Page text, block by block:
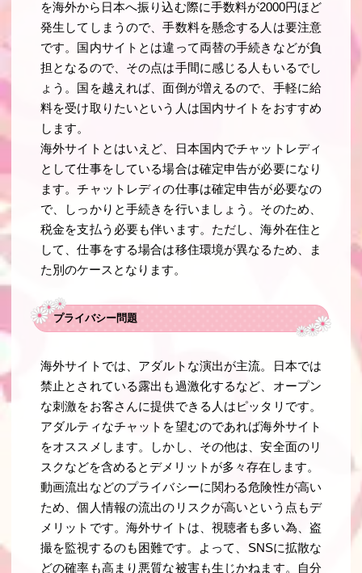
を海外から日本へ振り込む際に手数料が2000円ほど
発生してしまうので、手数料を懸念する人は要注意
です。国内サイトとは違って両替の手続きなどが負
担となるので、その点は手間に感じる人もいるでし
ょう。国を越えれば、面倒が増えるので、手軽に給
料を受け取りたいという人は国内サイトをおすすめ
します。
海外サイトとはいえど、日本国内でチャットレディ
として仕事をしている場合は確定申告が必要になり
ます。チャットレディの仕事は確定申告が必要なの
で、しっかりと手続きを行いましょう。そのため、
税金を支払う必要も伴います。ただし、海外在住と
して、仕事をする場合は移住環境が異なるため、ま
た別のケースとなります。
プライバシー問題
海外サイトでは、アダルトな演出が主流。日本では
禁止とされている露出も過激化するなど、オープン
な刺激をお客さんに提供できる人はピッタリです。
アダルティなチャットを望むのであれば海外サイト
をオススメします。しかし、その他は、安全面のリ
スクなどを含めるとデメリットが多々存在します。
動画流出などのプライバシーに関わる危険性が高い
ため、個人情報の流出のリスクが高いという点もデ
メリットです。海外サイトは、視聴者も多い為、盗
撮を監視するのも困難です。よって、SNSに拡散な
どの確率も高まり悪質な被害も生じかねます。自分